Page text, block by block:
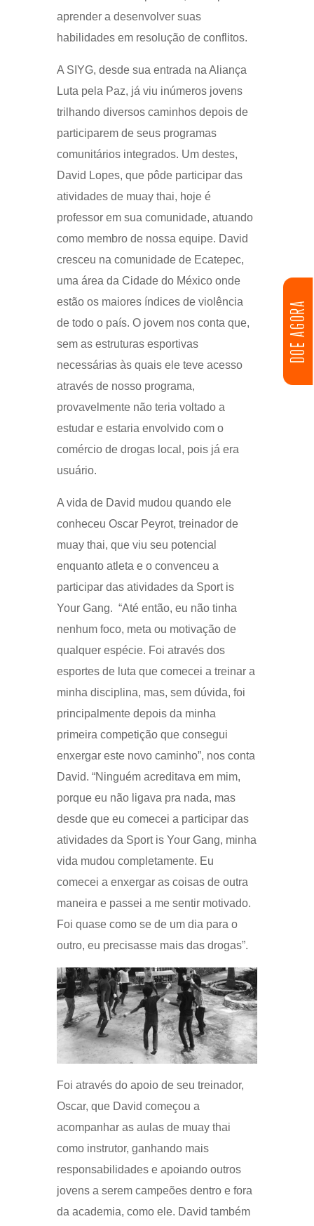
DOE AGORA
aprender a desenvolver suas
habilidades em resolução de conflitos.
A SIYG, desde sua entrada na Aliança
Luta pela Paz, já viu inúmeros jovens
trilhando diversos caminhos depois de
participarem de seus programas
comunitários integrados. Um destes,
David Lopes, que pôde participar das
atividades de muay thai, hoje é
professor em sua comunidade, atuando
como membro de nossa equipe. David
cresceu na comunidade de Ecatepec,
uma área da Cidade do México onde
estão os maiores índices de violência
de todo o país. O jovem nos conta que,
sem as estruturas esportivas
necessárias às quais ele teve acesso
através de nosso programa,
provavelmente não teria voltado a
estudar e estaria envolvido com o
comércio de drogas local, pois já era
usuário.
A vida de David mudou quando ele
conheceu Oscar Peyrot, treinador de
muay thai, que viu seu potencial
enquanto atleta e o convenceu a
participar das atividades da Sport is
Your Gang. “Até então, eu não tinha
nenhum foco, meta ou motivação de
qualquer espécie. Foi através dos
esportes de luta que comecei a treinar a
minha disciplina, mas, sem dúvida, foi
principalmente depois da minha
primeira competição que consegui
enxergar este novo caminho”, nos conta
David. “Ninguém acreditava em mim,
porque eu não ligava pra nada, mas
desde que eu comecei a participar das
atividades da Sport is Your Gang, minha
vida mudou completamente. Eu
comecei a enxergar as coisas de outra
maneira e passei a me sentir motivado.
Foi quase como se de um dia para o
outro, eu precisasse mais das drogas”.
Foi através do apoio de seu treinador,
Oscar, que David começou a
acompanhar as aulas de muay thai
como instrutor, ganhando mais
responsabilidades e apoiando outros
jovens a serem campeões dentro e fora
da academia, como ele. David também